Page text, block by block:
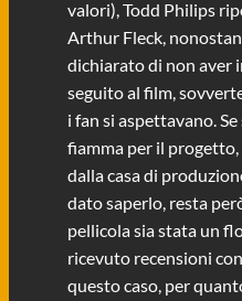
valori), Todd Philips
Arthur Fleck,
dichiarato di non aver
seguito al film,
i fan si aspettavano.
fiamma per il
dalla casa di
dato saperlo, resta
pellicola sia stata un
ricevuto recensioni
questo caso, per